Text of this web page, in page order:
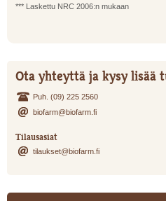
*** Laskettu NRC 2006:n mukaan
Ota yhteyttä ja kysy lisää
Puh. (09) 225 2560
biofarm@biofarm.fi
Tilausasiat
tilaukset@biofarm.fi